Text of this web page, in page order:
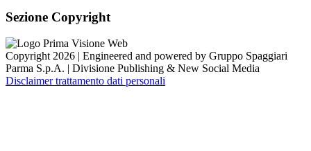
Sezione Copyright
Copyright 2026 | Engineered and powered by Gruppo Spaggiari
Parma S.p.A. | Divisione Publishing & New Social Media
Disclaimer trattamento dati personali